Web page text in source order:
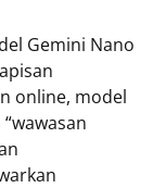
Gemini Nano
online, model